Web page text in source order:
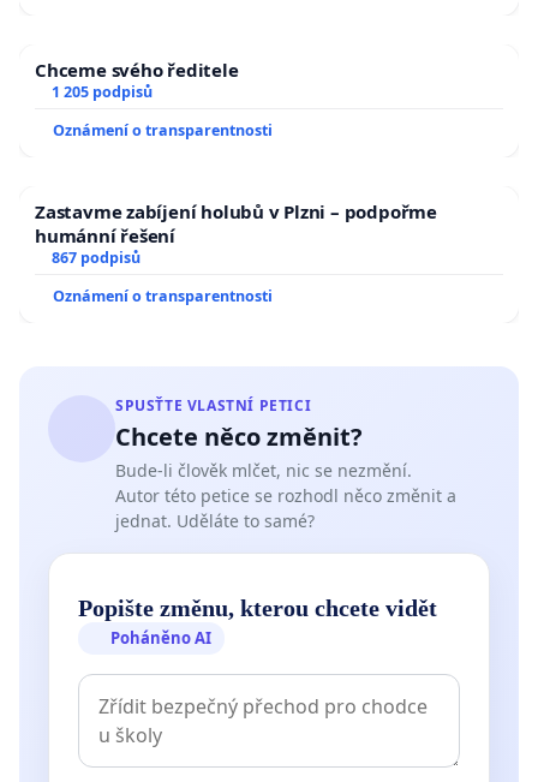
Chceme svého ředitele
1 205 podpisů
Oznámení o transparentnosti
Zastavme zabíjení holubů v Plzni – podpořme
humánní řešení
867 podpisů
Oznámení o transparentnosti
SPUSŤTE VLASTNÍ PETICI
Chcete něco změnit?
Bude-li člověk mlčet, nic se nezmění.
Autor této petice se rozhodl něco změnit a
jednat. Uděláte to samé?
Popište změnu, kterou chcete vidět
Poháněno AI